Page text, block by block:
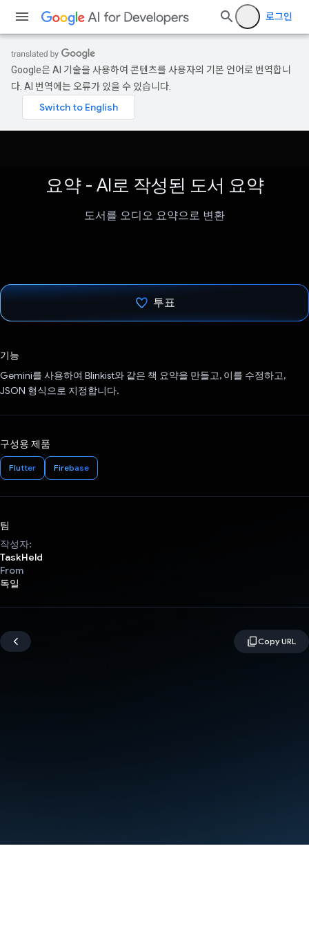
로그인
Google은 AI 기술을 사용하여 콘텐츠를 사용자의 기본 언어로 번역합니
다. AI 번역에는 오류가 있을 수 있습니다.
요약 - AI로 작성된 도서 요약
도서를 오디오 요약으로 변환
투표
기능
Gemini를 사용하여 Blinkist와 같은 책 요약을 만들고, 이를 수정하고,
JSON 형식으로 지정합니다.
구성용 제품
Flutter Firebase
팀
작성자:
TaskHeld
From
독일